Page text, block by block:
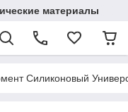
материалы
Силиконовый